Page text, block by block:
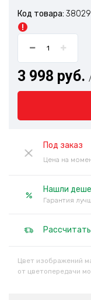
Код товара: 38029
3 998 руб.
Под заказ
Цена на
Нашли
Гарантия
Цвет изображений
от цветопередачи